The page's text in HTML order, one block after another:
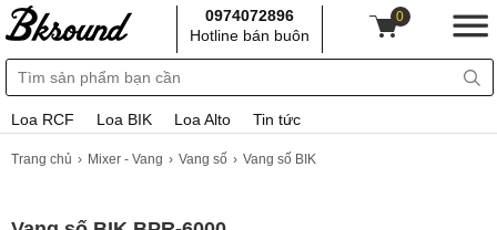
0974072896
Hotline bán buôn
0
Loa RCF Loa BIK Loa Alto Tin tức
Trang chủ Mixer - Vang Vang số Vang số BIK